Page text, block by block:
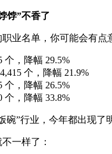
饽”不香了
业名单，你可能会有点
个，降幅 29.5%
个，降幅 21.9%
个，降幅 26.5%
个，降幅 33.8%
碗”行业，今年都出现了
一样了：